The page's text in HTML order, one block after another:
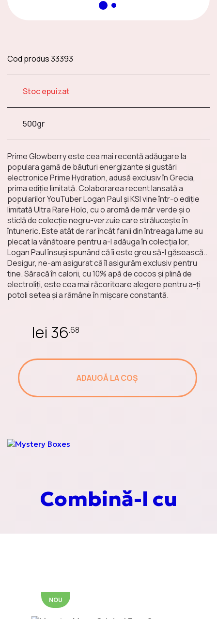
Chocolates
Chips
Bauturi nealcoolice
Gustări sărate
Mochi
Cod produs33393
Stoc epuizat
500gr
Prime Glowberry este cea mai recentă adăugare la
populara gamă de băuturi energizante și gustări
electronice Prime Hydration, adusă exclusiv în Grecia,
prima ediție limitată. Colaborarea recent lansată a
popularilor YouTuber Logan Paul și KSI vine într-o ediție
limitată Ultra Rare Holo, cu o aromă de măr verde și o
sticlă de colecție negru-verzuie care strălucește în
întuneric. Este atât de rar încât fanii din întreaga lume au
plecat la vânătoare pentru a-l adăuga în colecția lor,
Logan Paul însuși spunând că îi este greu să-l găsească..
Desigur, ne-am asigurat că îl asigurăm exclusiv pentru
tine. Săracă în calorii, cu 10% apă de cocos și plină de
electroliți, este cea mai răcoritoare alegere pentru a-ți
potoli setea și a rămâne în mișcare constantă.
lei 36.68
ADAUGĂ LA COȘ
Combină-l cu
NOU